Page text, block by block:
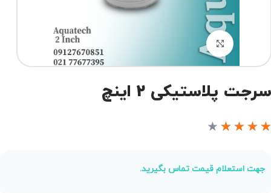
برای بزرگنمایی کلیک کنید
پلاستیکی 2 اینچ
★
★
★
★
جهت استعلام قیمت تماس بگیرید.